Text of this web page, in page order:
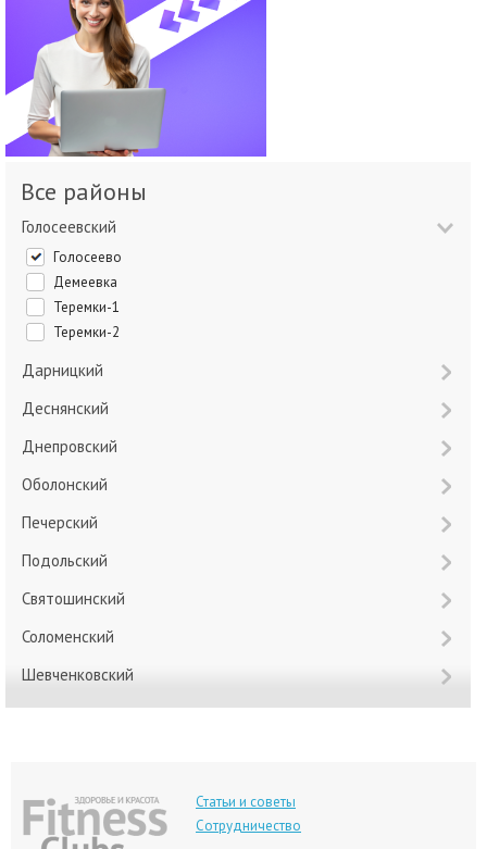
Все районы
Голосеевский
Голосеево
Демеевка
Теремки-1
Теремки-2
Дарницкий
Деснянский
Днепровский
Оболонский
Печерский
Подольский
Святошинский
Соломенский
Шевченковский
Статьи и советы
Сотрудничество